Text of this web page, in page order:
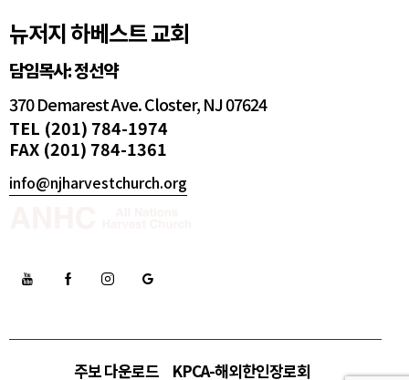
뉴저지 하베스트 교회
담임목사: 정선약
370 Demarest Ave. Closter, NJ 07624
TEL (201) 784-1974
FAX (201) 784-1361
info@njharvestchurch.org
주보 다운로드 KPCA-해외한인장로회